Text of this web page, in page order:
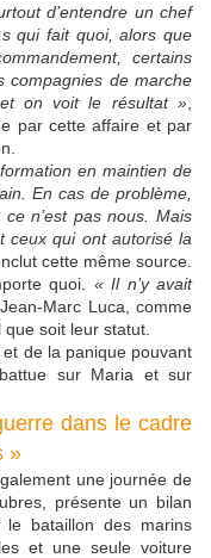
d’entendre un chef
qui fait quoi, alors que
certains
compagnies de marche
on voit le résultat »
par cette affaire et par
en maintien de
En cas de problème,
ce n’est pas nous. Mais
ceux qui ont autorisé la
cette même source
quoi. « Il n’y avait
Jean-Marc Luca, comme
soit leur statut.
de la panique pouvant
sur Maria et sur
dans le cadre
»
une journée de
présente un bilan
le bataillon des marins
et une seule voiture